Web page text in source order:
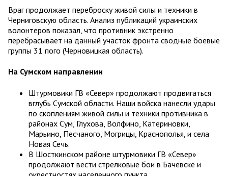
Враг продолжает переброску живой силы и техники в
Черниговскую область. Анализ публикаций украинских
волонтеров показал, что противник экстренно
перебрасывает на данный участок фронта сводные боевые
группы 31 пого (Черновицкая область).
На Сумском направлении
Штурмовики ГВ «Север» продолжают продвигаться
вглубь Сумской области. Наши войска нанесли удары
по скоплениям живой силы и техники противника в
районах Сум, Глухова, Волфино, Катериновки,
Марьино, Песчаного, Могрицы, Краснополья, и села
Новая Сечь.
В Шосткинском районе штурмовики ГВ «Север»
продолжают вести стрелковые бои в Бачевске и